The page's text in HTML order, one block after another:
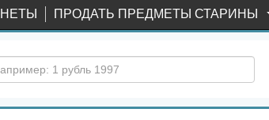
ПРОДАТЬ ПРЕДМЕТЫ СТАРИНЫ